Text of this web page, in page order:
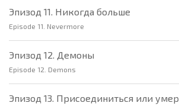
Эпизод 11. Никогда больше
Episode 11. Nevermore
Эпизод 12. Демоны
Episode 12. Demons
Эпизод 13. Присоединиться или